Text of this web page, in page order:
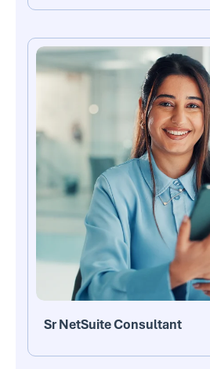
Sr NetSuite Consultant